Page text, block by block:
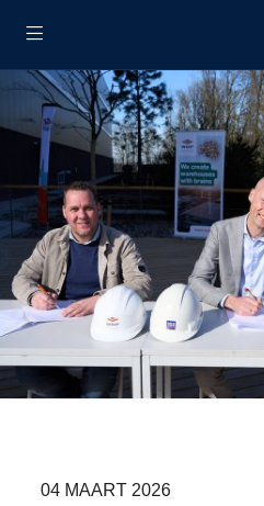
04 MAART 2026